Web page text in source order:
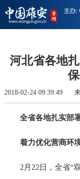
河北省各地
2018-02-24 09:39:49
全省各地扎实部
着力优化营商环境
2月22日，全省“双